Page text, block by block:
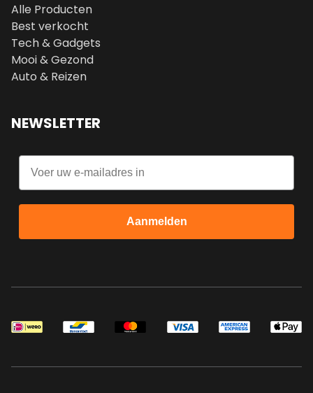
Alle Producten
Best verkocht
Tech & Gadgets
Mooi & Gezond
Auto & Reizen
NEWSLETTER
Email
Aanmelden